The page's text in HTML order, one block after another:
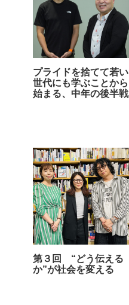
プライドを捨てて若い
世代にも学ぶことから
始まる、中年の後半戦
第３回 “どう伝える
か”が社会を変える